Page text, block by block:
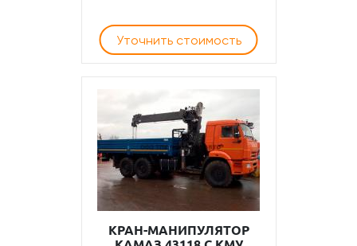
Уточнить стоимость
КРАН-МАНИПУЛЯТОР